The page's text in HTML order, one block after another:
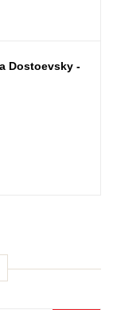
Dostoevsky -